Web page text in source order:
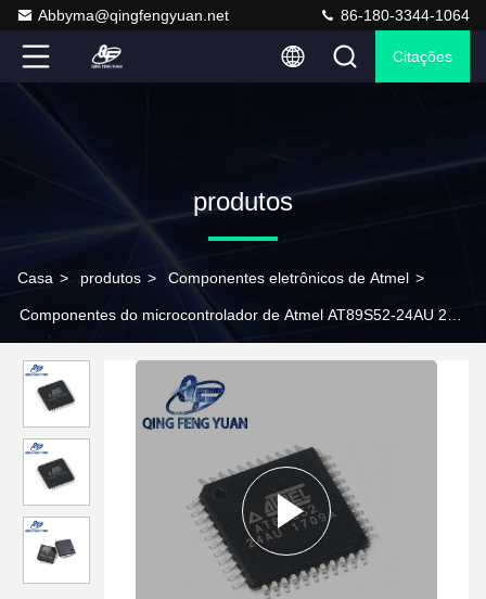
Abbyma@qingfengyuan.net 86-180-3344-1064
Citações
produtos
Casa > produtos > Componentes eletrônicos de Atmel >
Componentes do microcontrolador de Atmel AT89S52-24AU 24